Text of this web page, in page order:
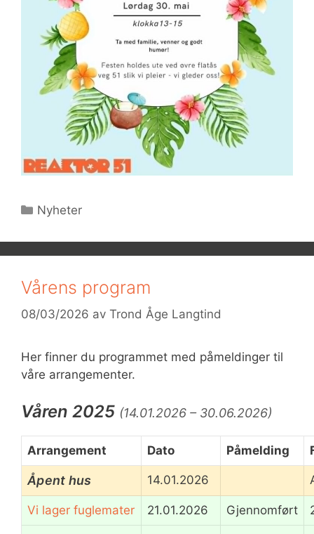
Kategorier
Nyheter
Vårens program
08/03/2026 av Trond Åge Langtind
Her finner du programmet med påmeldinger til
våre arrangementer.
Våren 2025 (14.01.2026 – 30.06.2026)
Arrangement Dato Påmelding
Åpent hus 14.01.2026
Vi lager fuglemater 21.01.2026 Gjennomført